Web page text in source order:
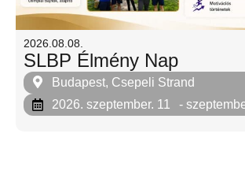
2026.08.08.
SLBP Élmény Nap
Budapest, Csepeli Strand
2026. szeptember. 11
-